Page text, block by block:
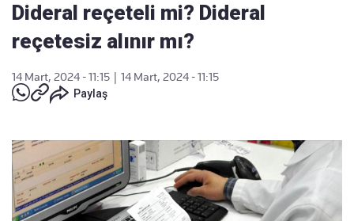
Dideral reçeteli mi? Dideral
reçetesiz alınır mı?
14 Mart, 2024 - 11:15
14 Mart, 2024 - 11:15
Paylaş